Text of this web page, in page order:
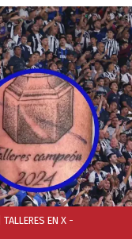
| TALLERES EN X -